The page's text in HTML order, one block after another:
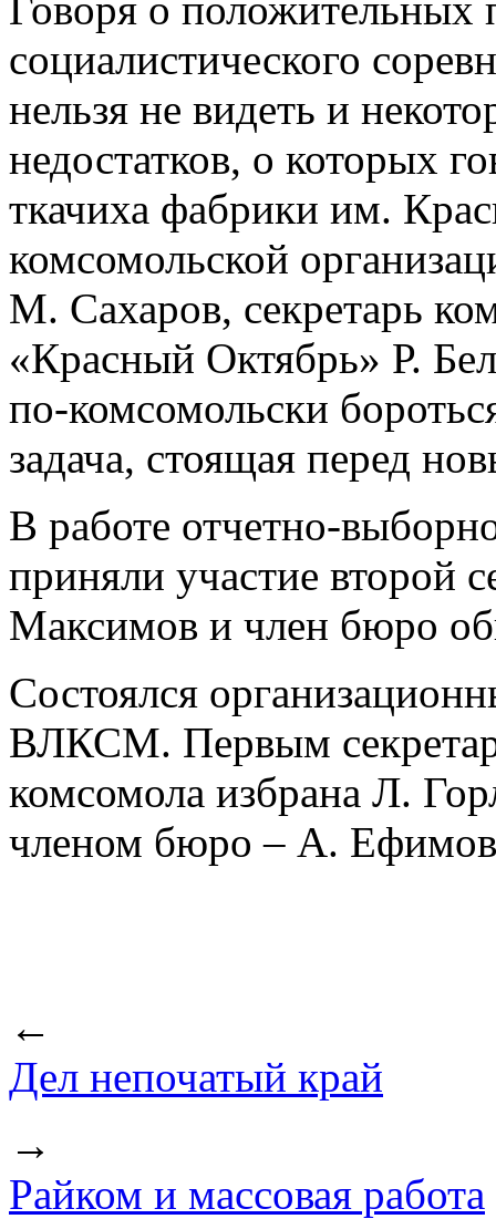
социалистического
нельзя не видеть и
недостатков, о которых
ткачиха фабрики им.
комсомольской
М. Сахаров, секретарь
«Красный Октябрь» Р.
по-комсомольски
задача, стоящая перед
В работе отчетно-
приняли участие второй
Максимов и член бюро
Состоялся
ВЛКСМ. Первым
комсомола избрана Л.
членом бюро – А.
←
Дел непочатый край
→
Райком и массовая работа